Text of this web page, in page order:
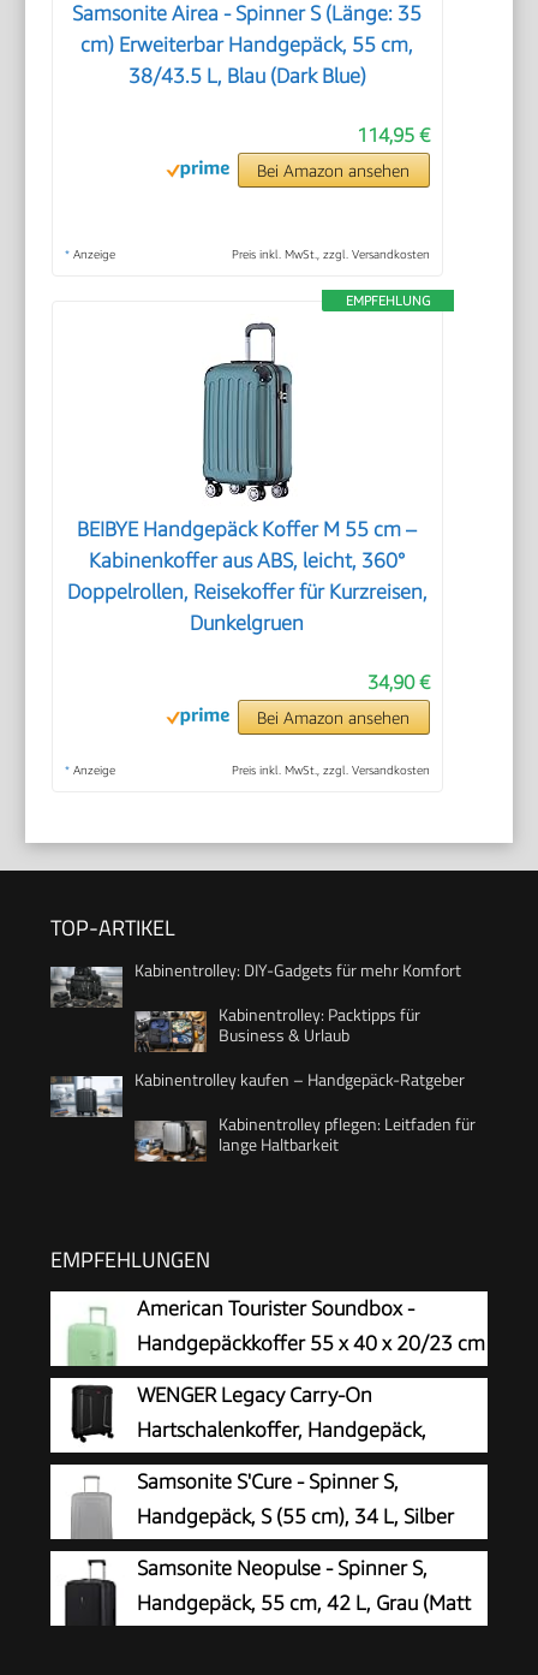
Samsonite Airea - Spinner S (Länge: 35
cm) Erweiterbar Handgepäck, 55 cm,
38/43.5 L, Blau (Dark Blue)
114,95 €
Bei Amazon ansehen
* Anzeige Preis inkl. MwSt., zzgl. Versandkosten
EMPFEHLUNG
BEIBYE Handgepäck Koffer M 55 cm –
Kabinenkoffer aus ABS, leicht, 360°
Doppelrollen, Reisekoffer für Kurzreisen,
Dunkelgruen
34,90 €
Bei Amazon ansehen
* Anzeige Preis inkl. MwSt., zzgl. Versandkosten
TOP-ARTIKEL
Kabinentrolley: DIY-Gadgets für mehr Komfort
Kabinentrolley: Packtipps für
Business & Urlaub
Kabinentrolley kaufen – Handgepäck-Ratgeber
Kabinentrolley pflegen: Leitfaden für
lange Haltbarkeit
EMPFEHLUNGEN
American Tourister Soundbox -
Handgepäckkoffer 55 x 40 x 20/23 cm
- Hartschalen-Kabinentrolley für
EasyJet & die meisten
Fluggesellschaften, erweiterbar, 35.5/41L, Grün
(Pastel Green)
WENGER Legacy Carry-On
Hartschalenkoffer, Handgepäck,
Trolley, 39 (44) l, Damen Herren,
Business-Reisen Urlaub, Schwarz, 610865
Samsonite S'Cure - Spinner S,
Handgepäck, S (55 cm), 34 L, Silber
(Silver)
Samsonite Neopulse - Spinner S,
Handgepäck, 55 cm, 42 L, Grau (Matt